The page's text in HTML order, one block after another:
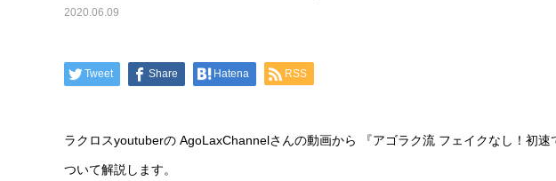
2020.06.09
Tweet Share Hatena RSS
ラクロスyoutuberの AgoLaxChannelさんの動画から 『アゴラク流 フェイクなし！初速
ついて解説します。